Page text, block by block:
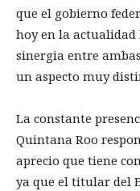
que el gobierno
hoy en la actualidad
sinergia entre
un aspecto muy
La constante
Quintana Roo
aprecio que tiene
ya que el titular del